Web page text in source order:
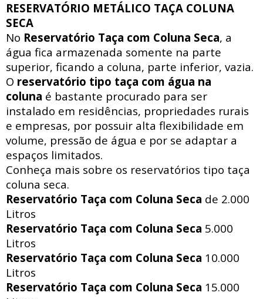
RESERVATÓRIO METÁLICO TAÇA COLUNA
SECA
No Reservatório Taça com Coluna Seca, a
água fica armazenada somente na parte
superior, ficando a coluna, parte inferior, vazia.
O reservatório tipo taça com água na
coluna é bastante procurado para ser
instalado em residências, propriedades rurais
e empresas, por possuir alta flexibilidade em
volume, pressão de água e por se adaptar a
espaços limitados.
Conheça mais sobre os reservatórios tipo taça
coluna seca.
Reservatório Taça com Coluna Seca de 2.000
Litros
Reservatório Taça com Coluna Seca 5.000
Litros
Reservatório Taça com Coluna Seca 10.000
Litros
Reservatório Taça com Coluna Seca 15.000